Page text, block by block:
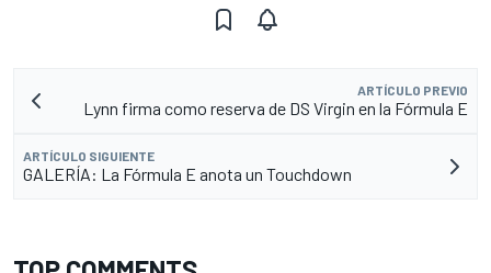
ARTÍCULO PREVIO
Lynn firma como reserva de DS Virgin en la Fórmula E
ARTÍCULO SIGUIENTE
GALERÍA: La Fórmula E anota un Touchdown